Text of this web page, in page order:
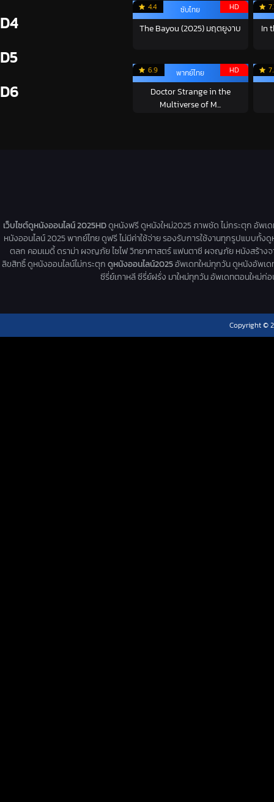
D4
D5
D6
4.4 HD
ซับไทย
The Bayou (2025) มฤตยูงาบ In
6.9 HD
พากย์ไทย
Doctor Strange in the
Multiverse of M...
เว็บไซต์ดูหนังออนไลน์ 2025HDดูหนังฟรี ดูหนังใหม่2025 ภาพชัด ไม่กระตุก อัพเ
หนังออนไลน์ 2025 พากย์ไทย ดูฟรี ไม่มีค่าใช้จ่าย รองรับการใช้งานทุกรูปแบบทั้
ตลก คอมเมดี้ ดราม่า ผจญภัย ไซไฟ วิทยาศาสตร์ แฟนตาซี ผจญภัย หนังสร้างจ
ลิขสิทธิ์ ดูหนังออนไลน์ไม่กระตุกดูหนังออนไลน์2025อัพเดทใหม่ทุกวัน ดูหนังอัพเด
ซีรี่ย์เกาหลี ซีรี่ย์ฝรั่ง มาใหม่ทุกวัน อัพเดทตอนใหม่ก่
Copyright ©